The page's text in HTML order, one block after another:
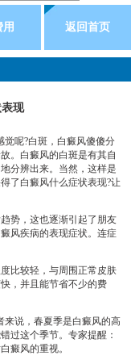
用 返回首页
现
呢?白斑，白癜风傻傻分
。白癜风的白斑是有其自
分辨出来。当然，这样是
了白癜风什么症状表现?让
势，这也逐渐引起了朋友
风疾病的表现症状。连症
比较轻，与周围正常皮肤
，并且能节省不少的费
说，春夏季是白癜风的高
过这个季节。专家提醒：
癜风的重视。